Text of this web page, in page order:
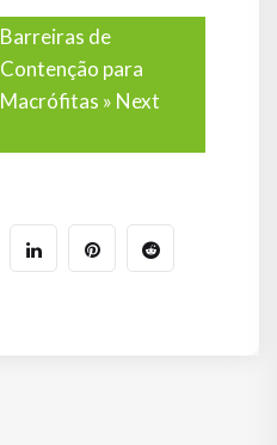
Barreiras de
Contenção para
Macrófitas » Next